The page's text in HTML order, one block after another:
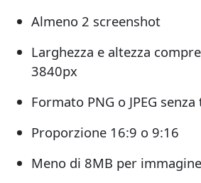
Almeno 2 screenshot
Larghezza e altezza
3840px
Formato PNG o JPEG
Proporzione 16:9 o 9:16
Meno di 8MB per immagine